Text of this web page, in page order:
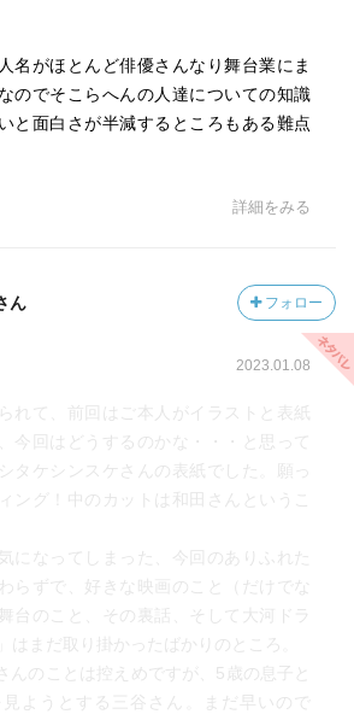
名がほとんど俳優さんなり舞台業にま
のでそこらへんの人達についての知識
と面白さが半減するところもある難点
詳細をみる
ん フォロー
2023.01.08
れて、前回はご本人がイラストと表紙
今回はどうするのかな・・・と思って
タケシンスケさんの表紙でした。願っ
ング！中のカットは和田さんというこ
になってしまった、今回のありふれた
らずで、好きな映画のこと（だけでな
台のこと、その裏話、そして大河ドラ
はまだ取り掛かったばかりのところ。
んのことは控えめですが、5歳の息子と
見ようとする三谷さん。まだ早いので